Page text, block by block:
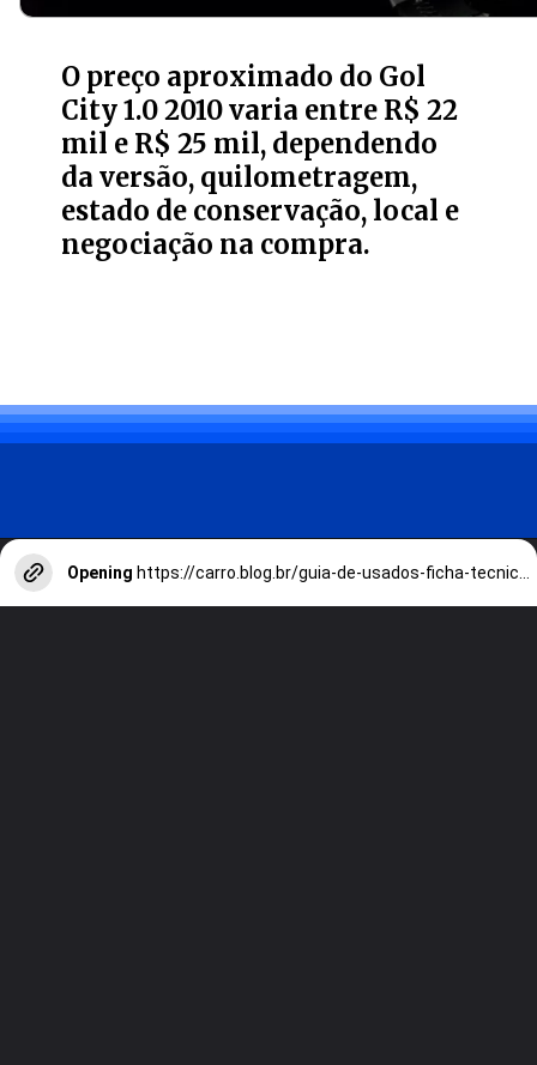
O preço aproximado do Gol
City 1.0 2010 varia entre R$ 22
mil e R$ 25 mil, dependendo
da versão, quilometragem,
estado de conservação, local e
negociação na compra.
Opening